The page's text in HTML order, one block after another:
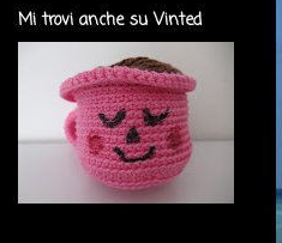
Mi trovi anche su Vinted